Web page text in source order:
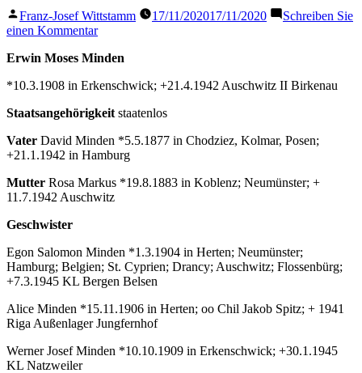
Veröffentlicht
von
Franz-Josef Wittstamm 17/11/202017/11/2020
Schreiben Sie
einen Kommentarzu
Erwin
Erwin Moses Minden
*10.3.1908 in Erkenschwick; +21.4.1942 Auschwitz II Birkenau
Staatsangehörigkeit staatenlos
Vater David Minden *5.5.1877 in Chodziez, Kolmar, Posen;
+21.1.1942 in Hamburg
Mutter Rosa Markus *19.8.1883 in Koblenz; Neumünster; +
11.7.1942 Auschwitz
Geschwister
Egon Salomon Minden *1.3.1904 in Herten; Neumünster;
Hamburg; Belgien; St. Cyprien; Drancy; Auschwitz; Flossenbürg;
+7.3.1945 KL Bergen Belsen
Alice Minden *15.11.1906 in Herten; oo Chil Jakob Spitz; + 1941
Riga Außenlager Jungfernhof
Werner Josef Minden *10.10.1909 in Erkenschwick; +30.1.1945
KL Natzweiler